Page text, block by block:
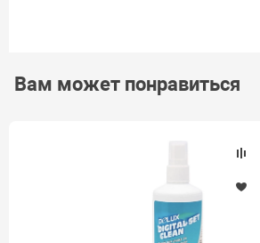
Вам может понравиться